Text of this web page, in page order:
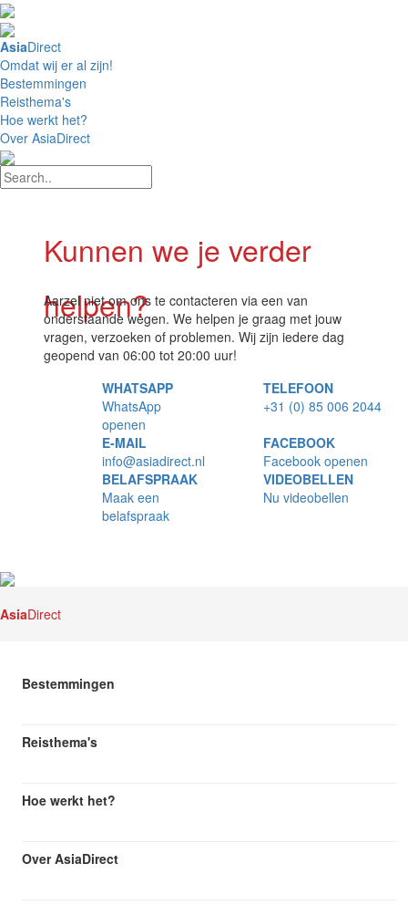
AsiaDirect
Omdat wij er al zijn!
Bestemmingen
Reisthema's
Hoe werkt het?
Over AsiaDirect
Kunnen we je verder
helpen?
Aarzel niet om ons te contacteren via een van
onderstaande wegen. We helpen je graag met jouw
vragen, verzoeken of problemen. Wij zijn iedere dag
geopend van 06:00 tot 20:00 uur!
WHATSAPP
WhatsApp
openen
TELEFOON
+31 (0) 85 006 2044
E-MAIL
info@asiadirect.nl
FACEBOOK
Facebook openen
BELAFSPRAAK
Maak een
belafspraak
VIDEOBELLEN
Nu videobellen
AsiaDirect
Bestemmingen
Reisthema's
Hoe werkt het?
Over AsiaDirect